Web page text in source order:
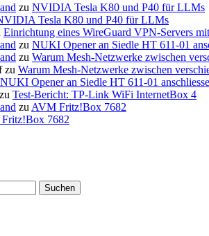
zu NVIDIA Tesla K80 und P40 für LLMs
Tesla K80 und P40 für LLMs
Einrichtung eines WireGuard VPN-Servers
zu NUKI Opener an Siedle HT 611-01
zu Warum Mesh-Netzwerke zwischen
zu Warum Mesh-Netzwerke zwischen
NUKI Opener an Siedle HT 611-01
zu Test-Bericht: TP-Link WiFi InternetBox 4
zu AVM Fritz!Box 7682
7682